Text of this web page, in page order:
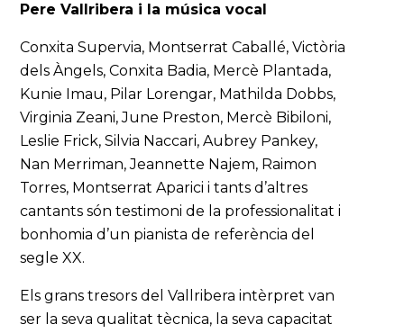
Pere Vallribera i la música vocal
Conxita Supervia, Montserrat Caballé, Victòria
dels Àngels, Conxita Badia, Mercè Plantada,
Kunie Imau, Pilar Lorengar, Mathilda Dobbs,
Virginia Zeani, June Preston, Mercè Bibiloni,
Leslie Frick, Silvia Naccari, Aubrey Pankey,
Nan Merriman, Jeannette Najem, Raimon
Torres, Montserrat Aparici i tants d’altres
cantants són testimoni de la professionalitat i
bonhomia d’un pianista de referència del
segle XX.
Els grans tresors del Vallribera intèrpret van
ser la seva qualitat tècnica, la seva capacitat